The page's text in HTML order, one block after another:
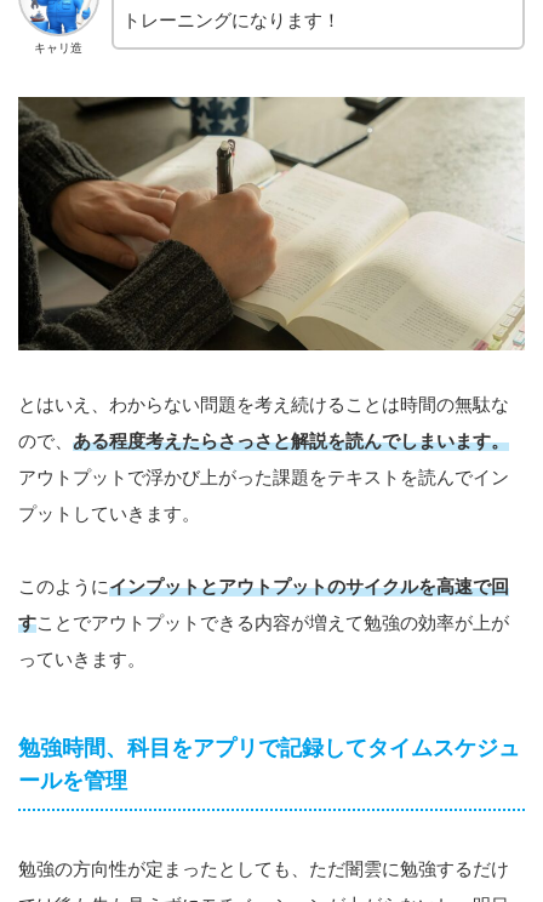
キャリ造
トレーニングになります！
とはいえ、わからない問題を考え続けることは時間の無駄な
ので、 ある程度考えたらさっさと解説を読んでしまいます。
アウトプットで浮かび上がった課題をテキストを読んでイン
プットしていきます。
このようにインプットとアウトプットのサイクルを高速で回
すことでアウトプットできる内容が増えて勉強の効率が上が
っていきます。
勉強時間、科目をアプリで記録してタイムスケジュ
ールを管理
勉強の方向性が定まったとしても、ただ闇雲に勉強するだけ